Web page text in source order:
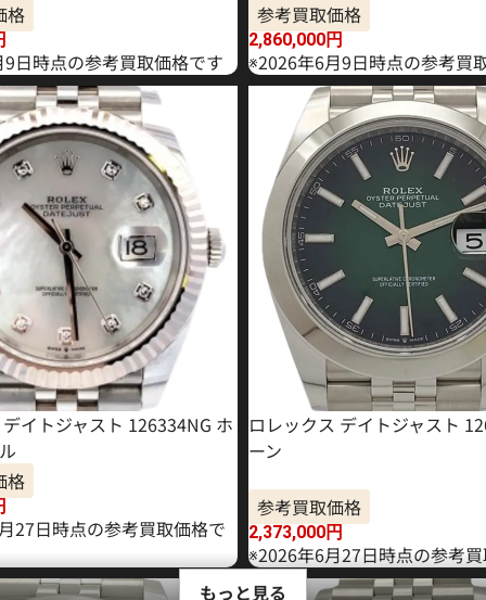
格
日時点の参考買取価格です
参考買取価格
2,860,000円
※2026年6月9日時点の参考買
イトジャスト 126334NG ホ
格
27日時点の参考買取価格で
ロレックス デイトジャスト
ーン
参考買取価格
2,373,000円
※2026年6月27日時点の参考
もっと見る